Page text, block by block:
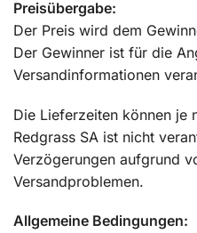
Preisübergabe:
Der Preis wird dem
Der Gewinner ist für die
Versandinformationen
Die Lieferzeiten können je
Redgrass SA ist nicht
Verzögerungen aufgrund
Versandproblemen.
Allgemeine Bedingungen: